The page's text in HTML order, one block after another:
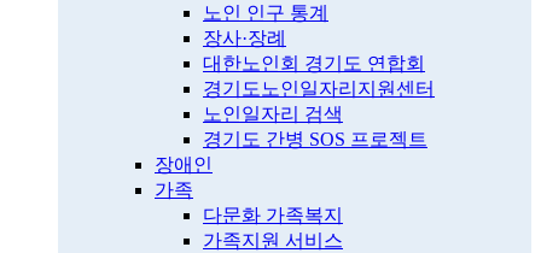
노인 인구 통계
장사·장례
대한노인회 경기도 연합회
경기도노인일자리지원센터
노인일자리 검색
경기도 간병 SOS 프로젝트
장애인
가족
다문화 가족복지
가족지원 서비스